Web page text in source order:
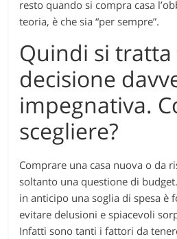
resto quando si compra casa
teoria, è che sia “per sempre”.
Quindi si
decisione
impegnativa.
scegliere?
Comprare una casa nuova o da
soltanto una questione di
in anticipo una soglia di spesa è
evitare delusioni e spiacevoli
Infatti sono tanti i fattori da